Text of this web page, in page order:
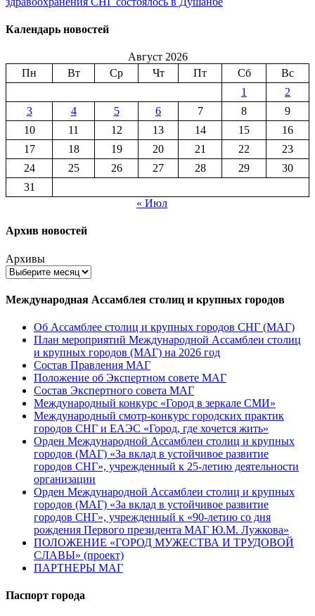
Календарь новостей
Август 2026
Пн
Вт Ср Чт Пт Сб
Вс
1
2
3
4 5 6 7 8
9
10
11 12 13 14 15
16
17
18 19 20 21 22
23
24
25 26 27 28 29
30
31
« Июл
Архив новостей
Архивы
Международная Ассамблея столиц и крупных городов
Об Ассамблее столиц и крупных городов СНГ (МАГ)
План мероприятий Международной Ассамблеи столиц
и крупных городов (МАГ) на 2026 год
Состав Правления МАГ
Положение об Экспертном совете МАГ
Состав Экспертного совета МАГ
Международный конкурс «Город в зеркале СМИ»
Международный смотр-конкурс городских практик
городов СНГ и ЕАЭС «Город, где хочется жить»
Орден Международной Ассамблеи столиц и крупных
городов (МАГ) «За вклад в устойчивое развитие
городов СНГ», учрежденный к 25-летию деятельности
организации
Орден Международной Ассамблеи столиц и крупных
городов (МАГ) «За вклад в устойчивое развитие
городов СНГ», учрежденный к «90-летию со дня
рождения Первого президента МАГ Ю.М. Лужкова»
ПОЛОЖЕНИЕ «ГОРОД МУЖЕСТВА И ТРУДОВОЙ
СЛАВЫ» (проект)
ПАРТНЕРЫ МАГ
Паспорт города